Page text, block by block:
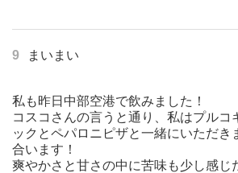
9 まいまい
私も昨日中部空港で飲みました！
コスコさんの言うと通り、私はプルコ
ックとペパロニピザと一緒にいただき
合います！
爽やかさと甘さの中に苦味も少し感じ